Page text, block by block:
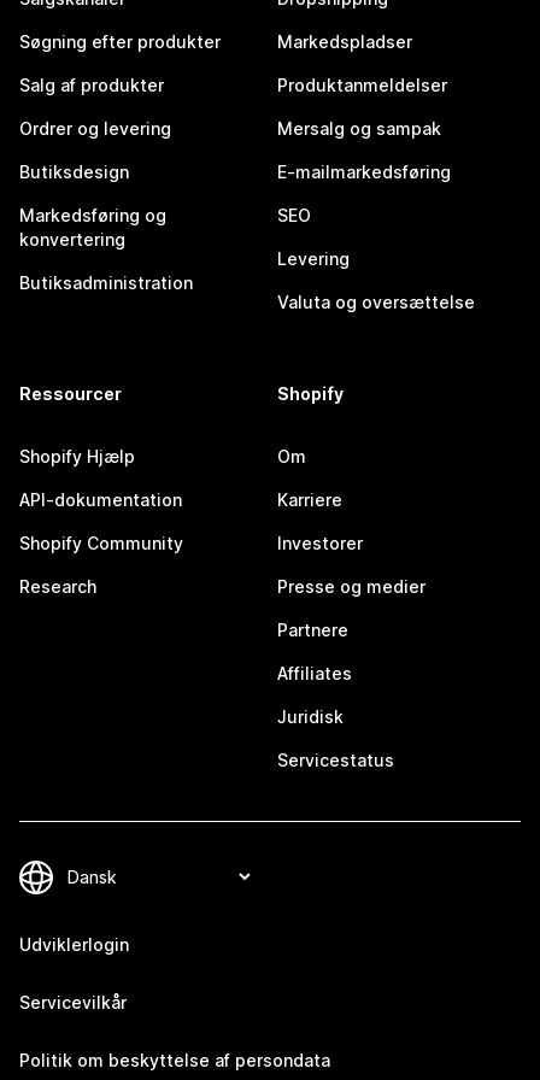
Søgning efter produkter
Salg af produkter
Ordrer og levering
Butiksdesign
Markedsføring og
konvertering
Butiksadministration
Markedspladser
Produktanmeldelser
Mersalg og sampak
E-mailmarkedsføring
SEO
Levering
Valuta og oversættelse
Ressourcer
Shopify Hjælp
API-dokumentation
Shopify Community
Research
Shopify
Om
Karriere
Investorer
Presse og medier
Partnere
Affiliates
Juridisk
Servicestatus
Udviklerlogin
Servicevilkår
Politik om beskyttelse af persondata